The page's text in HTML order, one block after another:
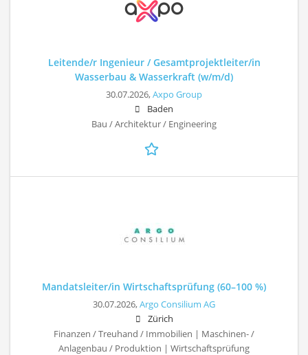
Leitende/r Ingenieur / Gesamtprojektleiter/in
Wasserbau & Wasserkraft (w/m/d)
30.07.2026,Axpo Group
Baden
Bau / Architektur / Engineering
Mandatsleiter/in Wirtschaftsprüfung (60–100 %)
30.07.2026,Argo Consilium AG
Zürich
Finanzen / Treuhand / Immobilien | Maschinen- /
Anlagenbau / Produktion | Wirtschaftsprüfung